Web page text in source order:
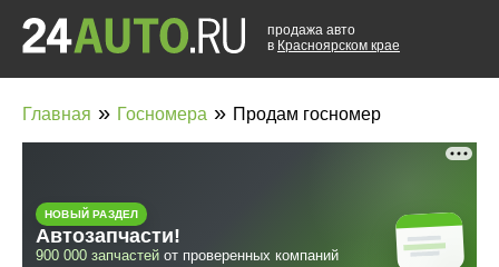
продажа авто
в Красноярском крае
Главная » Госномера » Продам госномер